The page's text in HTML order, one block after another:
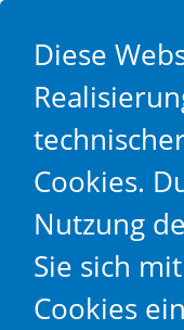
Diese
Cookies.
Nutzung
Sie sich
Cookies